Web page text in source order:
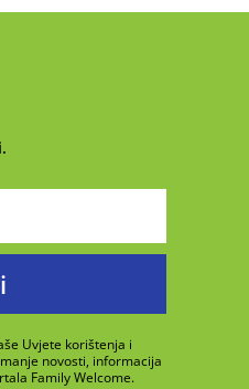
Uvjete korištenja i
novosti, informacija
Family Welcome.